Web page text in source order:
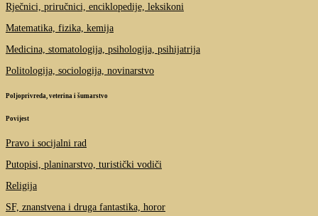
Rječnici, priručnici, enciklopedije, leksikoni
Matematika, fizika, kemija
Medicina, stomatologija, psihologija, psihijatrija
Politologija, sociologija, novinarstvo
Poljoprivreda, veterina i šumarstvo
Povijest
Pravo i socijalni rad
Putopisi, planinarstvo, turistički vodiči
Religija
SF, znanstvena i druga fantastika, horor